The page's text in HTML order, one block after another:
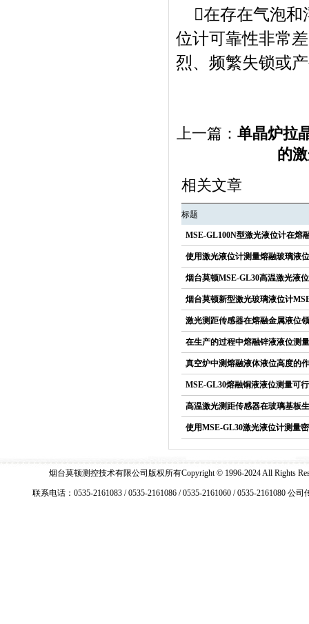
在存在气泡
位计可靠性非常
烈、频繁失锁或
上一篇：单晶炉拉
的
相关文章
标题
MSE-GL100N型激光液位计在熔
使用激光液位计测量熔融玻璃液
烟台莫顿MSE-GL30高温激光液
烟台莫顿新型激光玻璃液位计
激光测距传感器在熔融金属液位
在生产的过程中熔融锌液液位测
真空炉中测熔融液体液位高度的
MSE-GL30熔融铜液液位测量可
高温激光测距传感器在玻璃基板
使用MSE-GL30激光液位计测量
烟台莫顿测控技术有限公司版权所有Copyright © 1996-2024 All Rights
联系电话：0535-2161083 / 0535-2161086 / 0535-2161060 / 0535-2161080 公